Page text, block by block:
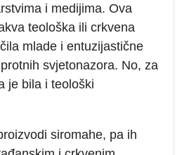
i medijima. Ova
teološka ili crkvena
mlade i entuzijastične
svjetonazora. No, za
je bila i teološki
siromahe, pa ih